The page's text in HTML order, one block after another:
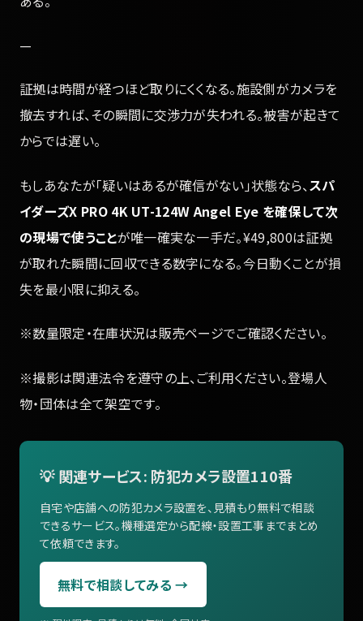
—
証拠は時間が経つほど取りにくくなる。施設側がカメラを
撤去すれば、その瞬間に交渉力が失われる。被害が起きて
からでは遅い。
もしあなたが「疑いはあるが確信がない」状態なら、スパ
イダーズX PRO 4K UT-124W Angel Eye を確保して次
の現場で使うことが唯一確実な一手だ。¥49,800は証拠
が取れた瞬間に回収できる数字になる。今日動くことが損
失を最小限に抑える。
※数量限定・在庫状況は販売ページでご確認ください。
※撮影は関連法令を遵守の上、ご利用ください。登場人
物・団体は全て架空です。
💡 関連サービス: 防犯カメラ設置110番
自宅や店舗への防犯カメラ設置を、見積もり無料で相談
できるサービス。機種選定から配線・設置工事までまとめ
て依頼できます。
無料で相談してみる →